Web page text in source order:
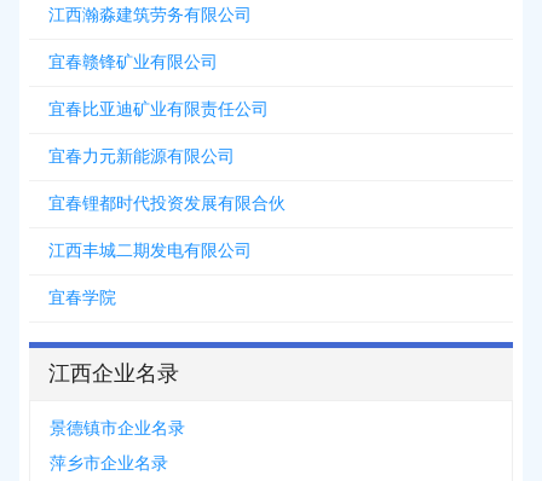
江西瀚淼建筑劳务有限公司
宜春赣锋矿业有限公司
宜春比亚迪矿业有限责任公司
宜春力元新能源有限公司
宜春锂都时代投资发展有限合伙
江西丰城二期发电有限公司
宜春学院
江西企业名录
景德镇市企业名录
萍乡市企业名录